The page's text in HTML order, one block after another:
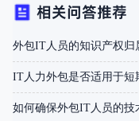
相关问答推荐
外包IT人员的知识产权归
IT人力外包是否适用于短